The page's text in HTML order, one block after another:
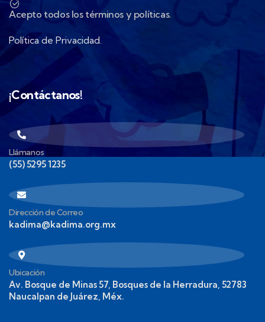
Acepto todos los términos y políticas.
Política de Privacidad.
¡Contáctanos!
Llámanos
(55) 5295 1235
Dirección de Correo
kadima@kadima.org.mx
Ubicación
Av. Bosque de Minas 57, Bosques de la Herradura, 52783
Naucalpan de Juárez, Méx.